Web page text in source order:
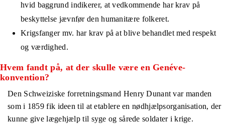
hvid baggrund indikerer, at vedkommende har krav på
beskyttelse jævnfør den humanitære folkeret.
Krigsfanger mv. har krav på at blive behandlet med respekt
og værdighed.
Hvem fandt på, at der skulle være en Genéve-
konvention?
Den Schweiziske forretningsmand Henry Dunant var manden
som i 1859 fik ideen til at etablere en nødhjælpsorganisation, der
kunne give lægehjælp til syge og sårede soldater i krige.